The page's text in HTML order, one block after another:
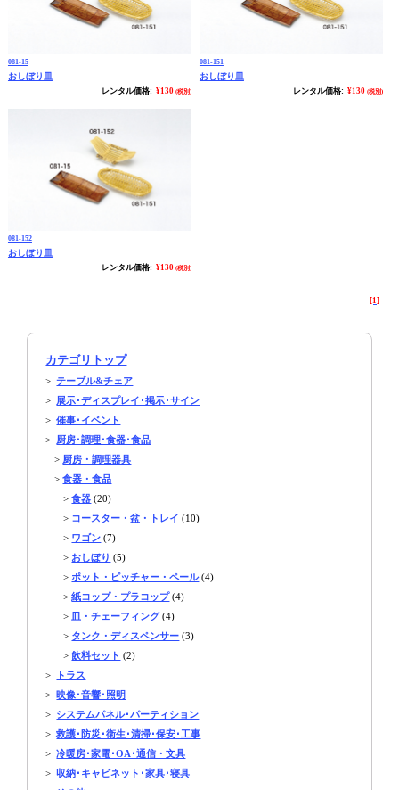
081-15
おしぼり皿
レンタル価格:¥130 (税別)
081-151
おしぼり皿
レンタル価格:¥130 (税別)
081-152
おしぼり皿
レンタル価格:¥130 (税別)
[1]
カテゴリトップ
>テーブル&チェア
> 展示･ディスプレイ･掲示･サイン
>催事･イベント
> 厨房･調理･食器･食品
> 厨房・調理器具
>食器・食品
>食器 (20)
> コースター・盆・トレイ (10)
> ワゴン (7)
> おしぼり (5)
> ポット・ピッチャー・ペール(4)
>紙コップ・プラコップ(4)
> 皿・チェーフィング(4)
> タンク・ディスペンサー (3)
>飲料セット (2)
>
トラス
>映像･音響･照明
> システムパネル･パーティション
>救護･防災･衛生･清掃･保安･工事
>冷暖房･家電･OA･通信・文具
>収納･キャビネット･家具･寝具